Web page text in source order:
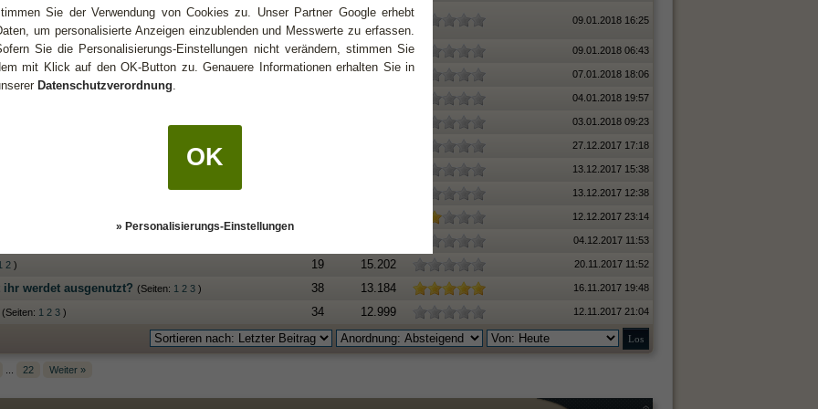
Beziehungen, brauche Fische Rat (Seiten:1
17 14.436 09.01.2018 16:25
8 5.074 09.01.2018 06:43
Weg stehen 7 3.569 07.01.2018 18:06
entscheiden 04.01.2018 19:57
03.01.2018 09:23
27.12.2017 17:18
will er? 13.12.2017 15:38
findet? 13.12.2017 12:38
12.12.2017 23:14
04.12.2017 11:53
2 ) 19 15.202 20.11.2017 11:52
werdet ausgenutzt? (Seiten: 1 2 3 ) 38 13.184
5 durchschnittlich 16.11.2017 19:48
(Seiten: 1 2 3 ) 34 12.999 12.11.2017 21:04
22 Weiter »
Sie der Verwendung von Cookies zu. Unser Partner Google erhebt
um personalisierte Anzeigen einzublenden und Messwerte zu erfassen.
Sie die Personalisierungs-Einstellungen nicht verändern, stimmen Sie
mit Klick auf den OK-Button zu. Genauere Informationen erhalten Sie in
Datenschutzverordnung
OK
» Personalisierungs-Einstellungen